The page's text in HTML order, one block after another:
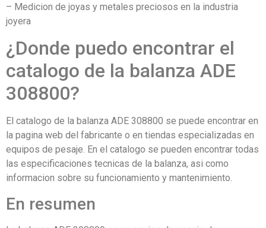
– Medicion de joyas y metales preciosos en la industria
joyera
¿Donde puedo encontrar el
catalogo de la balanza ADE
308800?
El catalogo de la balanza ADE 308800 se puede encontrar en
la pagina web del fabricante o en tiendas especializadas en
equipos de pesaje. En el catalogo se pueden encontrar todas
las especificaciones tecnicas de la balanza, asi como
informacion sobre su funcionamiento y mantenimiento.
En resumen